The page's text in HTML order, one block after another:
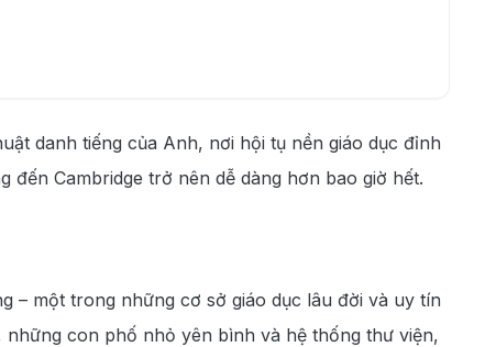
danh tiếng của Anh, nơi hội tụ nền giáo dục đỉnh
Cambridge trở nên dễ dàng hơn bao giờ hết.
– một trong những cơ sở giáo dục lâu đời và uy tín
những con phố nhỏ yên bình và hệ thống thư viện,